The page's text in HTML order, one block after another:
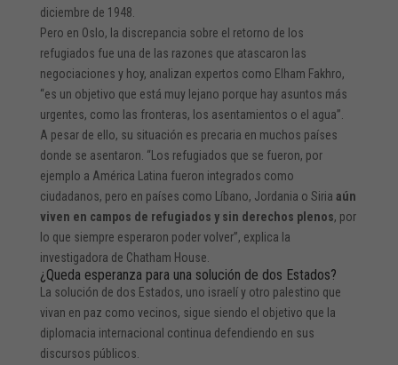
diciembre de 1948.
Pero en Oslo, la discrepancia sobre el retorno de los
refugiados fue una de las razones que atascaron las
negociaciones y hoy, analizan expertos como Elham Fakhro,
“es un objetivo que está muy lejano porque hay asuntos más
urgentes, como las fronteras, los asentamientos o el agua”.
A pesar de ello, su situación es precaria en muchos países
donde se asentaron. “Los refugiados que se fueron, por
ejemplo a América Latina fueron integrados como
ciudadanos, pero en países como Líbano, Jordania o Siria aún
viven en campos de refugiados y sin derechos plenos, por
lo que siempre esperaron poder volver”, explica la
investigadora de Chatham House.
¿Queda esperanza para una solución de dos Estados?
La solución de dos Estados, uno israelí y otro palestino que
vivan en paz como vecinos, sigue siendo el objetivo que la
diplomacia internacional continua defendiendo en sus
discursos públicos.